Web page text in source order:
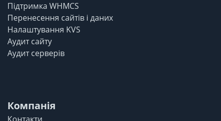
Підтримка WHMCS
Перенесення сайтів і даних
Налаштування KVS
Аудит сайту
Аудит серверів
Компанія